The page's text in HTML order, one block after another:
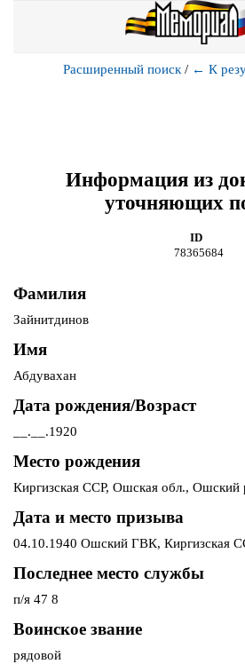
Расширенный поиск / ← К
Информация из
уточняющих
ID
78365684
Фамилия
Зайнитдинов
Имя
Абдувахан
Дата рождения/Возраст
__.__.1920
Место рождения
Киргизская ССР, Ошская обл., Ошский
Дата и место призыва
04.10.1940 Ошский ГВК, Киргизская
Последнее место службы
п/я 47 8
Воинское звание
рядовой